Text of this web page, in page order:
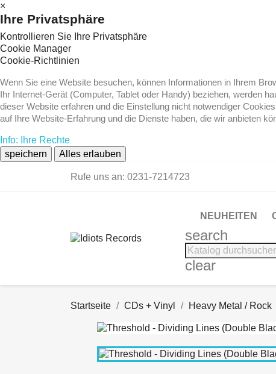
×
Ihre Privatsphäre
Kontrollieren Sie Ihre Privatsphäre
Cookie Manager
Cookie-Richtlinien
Wenn Sie eine Website besuchen, können Informationen in Ihrem
Ihr Internet-Gerät (Computer, Tablet oder Handy) beziehen, werden
dieser Website erfahren und die Einstellung nicht notwendiger
auf Ihre Website-Erfahrung und die Dienste haben, die wir anbieten
Info: Ihre Rechte
speichern
Alles erlauben
Rufe uns an: 0231-7214723
NEUHEITEN
search
clear
Startseite CDs + Vinyl Heavy Metal / Rock